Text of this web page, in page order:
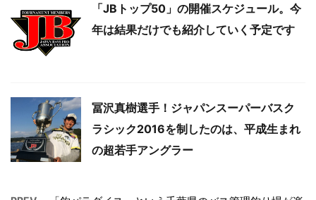
「JBトップ50」の開催スケジュール。今
年は結果だけでも紹介していく予定です
冨沢真樹選手！ジャパンスーパーバスク
ラシック2016を制したのは、平成生まれ
の超若手アングラー